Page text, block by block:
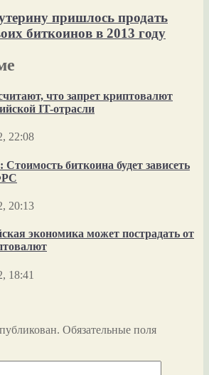
пришлось продать
биткоинов в 2013 году
что запрет криптовалют
IT-отрасли
22:08
Стоимость биткоина будет зависеть
20:13
экономика может пострадать от
18:41
Обязательные поля